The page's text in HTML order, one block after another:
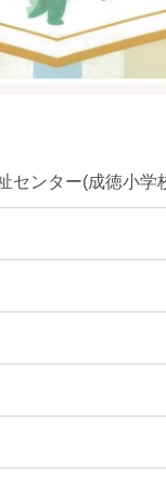
センター(成徳小学